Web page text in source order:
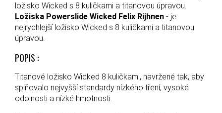
ložisko Wicked s 8 kuličkami a titanovou úpravou.
Ložiska Powerslide Wicked Felix Rijhnen - je
nejrychlejší ložisko Wicked s 8 kuličkami a titanovou
úpravou.
POPIS :
Titanové ložisko Wicked 8 kuličkami, navržené tak, aby
splňovalo nejvyšší standardy nízkého tření, vysoké
odolnosti a nízké hmotnosti.